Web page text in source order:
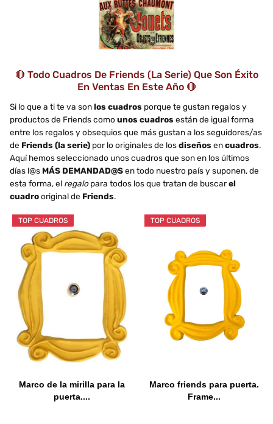
🔴 Todo Cuadros De Friends (la Serie) Que Son Éxito
En Ventas En Este Año 🔴
Si lo que a ti te va sonlos cuadros porque te gustan regalos y
productos de Friends comounos cuadros están de igual forma
entre los regalos y obsequios que más gustan a los seguidores/as
de Friends (la serie) por lo originales de losdiseños encuadros.
Aquí hemos seleccionado unos cuadros que son en los últimos
días l@s MÁS DEMANDAD@Sen todo nuestro país y suponen, de
esta forma, el regalopara todos los que tratan de buscarel
cuadrooriginal de Friends.
TOP CUADROS
Marco de la mirilla para la
puerta....
TOP CUADROS
Marco friends para puerta.
Frame...